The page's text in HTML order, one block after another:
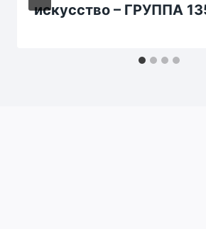
искусство – ГРУППА